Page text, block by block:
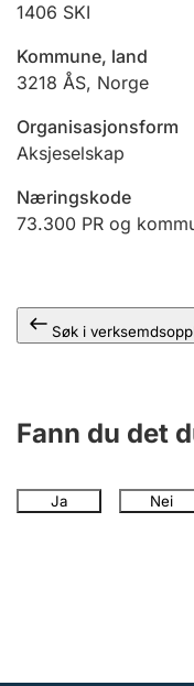
Jeger
Andre tema
1406 SKI
Kommune, land
3218 ÅS, Norge
Organisasjonsform
Aksjeselskap
Næringskode
73.300 PR og
Søk i
Fann du det
Ja Nei